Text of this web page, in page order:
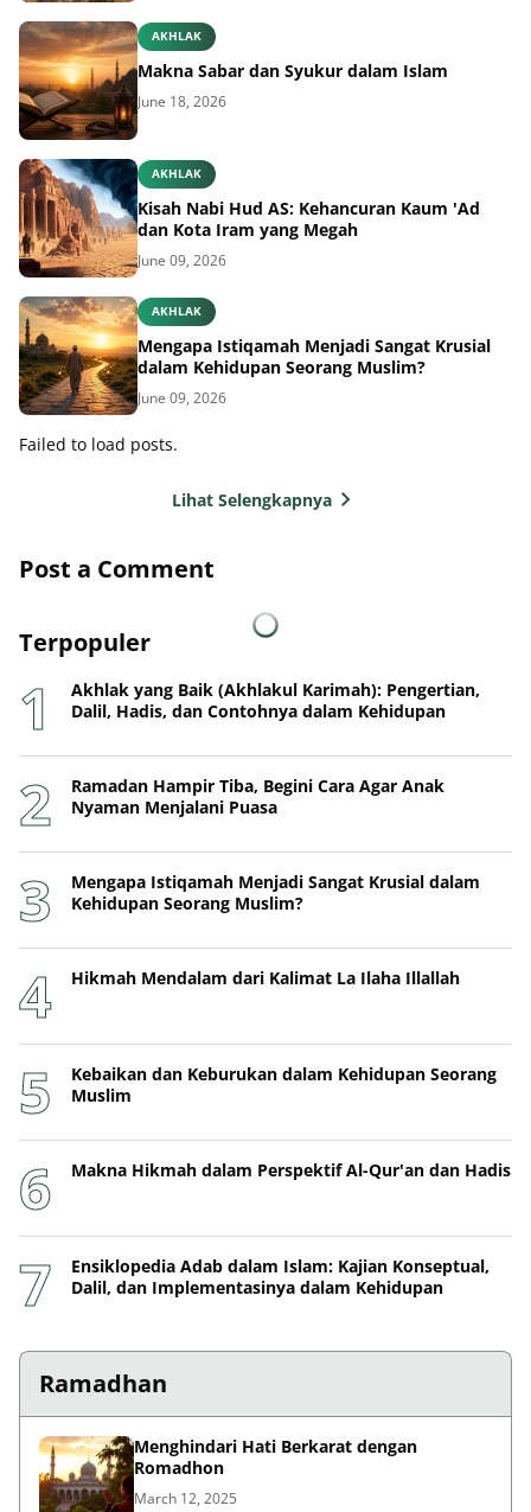
AKHLAK
Makna Sabar dan Syukur dalam Islam
June 18, 2026
AKHLAK
Kisah Nabi Hud AS: Kehancuran Kaum 'Ad
dan Kota Iram yang Megah
June 09, 2026
AKHLAK
Mengapa Istiqamah Menjadi Sangat Krusial
dalam Kehidupan Seorang Muslim?
June 09, 2026
Failed to load posts.
Lihat Selengkapnya
Post a Comment
Terpopuler
Akhlak yang Baik (Akhlakul Karimah): Pengertian,
Dalil, Hadis, dan Contohnya dalam Kehidupan
Ramadan Hampir Tiba, Begini Cara Agar Anak
Nyaman Menjalani Puasa
Mengapa Istiqamah Menjadi Sangat Krusial dalam
Kehidupan Seorang Muslim?
Hikmah Mendalam dari Kalimat La Ilaha Illallah
Kebaikan dan Keburukan dalam Kehidupan Seorang
Muslim
Makna Hikmah dalam Perspektif Al-Qur'an dan Hadis
Ensiklopedia Adab dalam Islam: Kajian Konseptual,
Dalil, dan Implementasinya dalam Kehidupan
Ramadhan
Menghindari Hati Berkarat dengan
Romadhon
March 12, 2025